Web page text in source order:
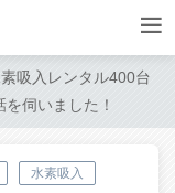
吸入レンタル400台
伺いました！
水素吸入